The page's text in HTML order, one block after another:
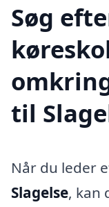
Søg
til
Når du leder
Slagelse, kan